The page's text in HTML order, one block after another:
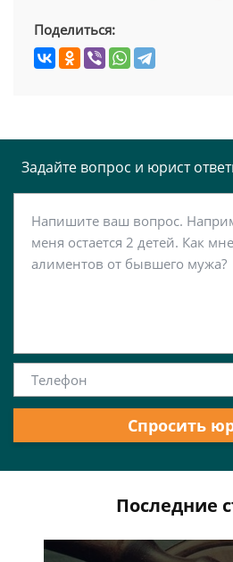
Поделиться:
Задайте вопрос и юрист
Спросить
Последние